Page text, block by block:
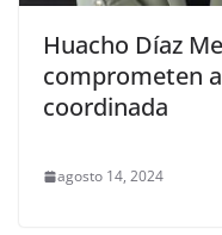
Huacho Díaz
comprometen
coordinada
agosto 14, 2024